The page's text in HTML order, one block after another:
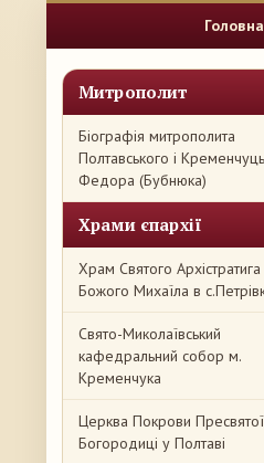
Головна
Митрополит
Біографія митрополита
Полтавського і
Федора (Бубнюка)
Храми єпархії
Храм Святого Архістратига
Божого Михаїла в
Свято-Миколаївський
кафедральний собор м.
Кременчука
Церква Покрови Пресвятої
Богородиці у Полтаві